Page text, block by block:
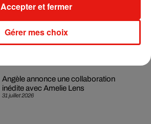
Ariana Grande se libère dans son nouvel
album « Petals »
31 juillet 2026
Angèle annonce une collaboration
inédite avec Amelie Lens
Gérer mes choix
Accepter et fermer